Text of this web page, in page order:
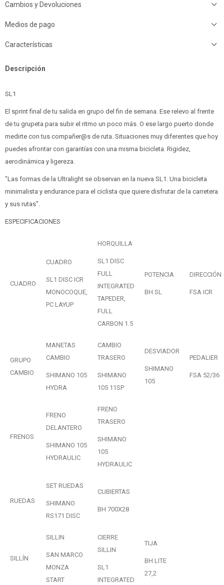
Cambios y Devoluciones
Medios de pago
Características
Descripción
SL1
El sprint final de tu salida en grupo del fin de semana. Ese relevo al frente
de tu grupeta para subir el ritmo un poco más. O ese largo puerto donde
medirte con tus compañer@s de ruta. Situaciones muy diferentes que hoy
puedes afrontar con garantías con una misma bicicleta. Rigidez,
aerodinámica y ligereza.
"Las formas de la Ultralight se observan en la nueva SL1. Una bicicleta
minimalista y endurance para el ciclista que quiere disfrutar de la carretera
y sus rutas".
ESPECIFICACIONES
CUADRO
CUADRO
SL1 DISC ICR
MONOCOQUE,
PC LAYUP
HORQUILLA
SL1 DISC
FULL
INTEGRATED
TAPEDER,
FULL
CARBON 1.5
POTENCIA
BH SL
DIRECCIÓN
FSA ICR
GRUPO
CAMBIO
MANETAS
CAMBIO
SHIMANO 105
HYDRA
CAMBIO
TRASERO
SHIMANO
105 11SP
DESVIADOR
SHIMANO
105
PEDALIER
FSA 52/36
FRENOS
FRENO
DELANTERO
SHIMANO 105
HYDRAULIC
FRENO
TRASERO
SHIMANO
105
HYDRAULIC
RUEDAS
SET RUEDAS
SHIMANO
RS171 DISC
CUBIERTAS
BH 700X28
SILLÍN
SILLIN
SAN MARCO
MONZA
START
CIERRE
SILLIN
SL1
INTEGRATED
TIJA
BH LITE
27,2